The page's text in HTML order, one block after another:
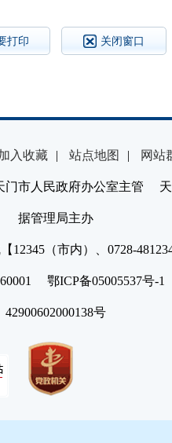
打印 关闭窗口
入收藏 | 站点地图 | 网站
市人民政府办公室主管 天
据管理局主办
12345（市内）、0728-
鄂ICP备05005537号
42900602000138号